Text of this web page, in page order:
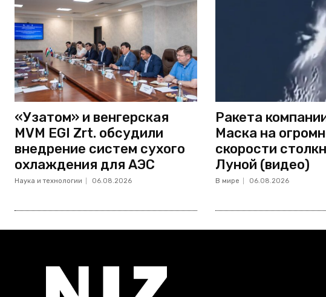
«Узатом» и венгерская
MVM EGI Zrt. обсудили
внедрение систем сухого
охлаждения для АЭС
Наука и технологии 06.08.2026
Ракета
Маска на
скорости
Луной (видео)
В мире 06.08.2026